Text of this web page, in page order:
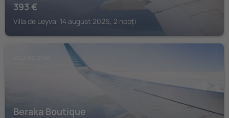
393 €
Villa de Leyva, 14 august 2026, 2 nopți
Beraka Boutique